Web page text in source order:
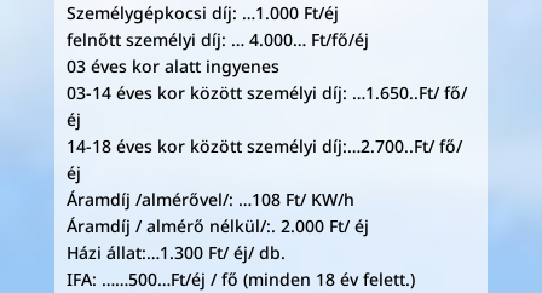
Személygépkocsi díj: …1.000 Ft/éj
felnőtt személyi díj: … 4.000… Ft/fő/éj
03 éves kor alatt ingyenes
03-14 éves kor között személyi díj: …1.650..Ft/ fő/
éj
14-18 éves kor között személyi díj:…2.700..Ft/ fő/
éj
Áramdíj /almérővel/: …108 Ft/ KW/h
Áramdíj / almérő nélkül/:. 2.000 Ft/ éj
Házi állat:…1.300 Ft/ éj/ db.
IFA: ……500…Ft/éj / fő (minden 18 év felett.)